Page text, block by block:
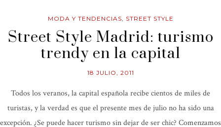
MODA Y TENDENCIAS, STREET STYLE
Street Style Madrid: turismo
trendy en la capital
18 JULIO, 2011
Todos los veranos, la capital española recibe cientos de miles de
turistas, y la verdad es que el presente mes de julio no ha sido una
excepción. ¿Se puede hacer turismo sin dejar de ser chic? Comenzamos